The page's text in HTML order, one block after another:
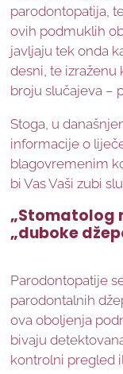
parodontopatija,
ovih podmuklih
javljaju tek onda
desni, te izraženu
broju slučajeva –
Stoga, u
informacije o
blagovremenim
bi Vas Vaši zubi
„Stomatolog
„duboke
Parodontopatije
parodontalnih
ova oboljenja
bivaju
kontrolni pregled